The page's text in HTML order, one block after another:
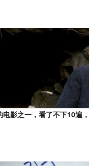
电影之一，看了不下10遍